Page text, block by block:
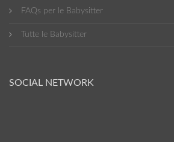
FAQs per le Babysitter
Tutte le Babysitter
SOCIAL NETWORK